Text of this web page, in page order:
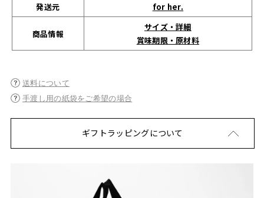
発送元
for her.
商品情報
サイズ・詳細
賞味期限・原材料
送料について
手渡し用の紙袋をご希望の場合
ギフトラッピングについて